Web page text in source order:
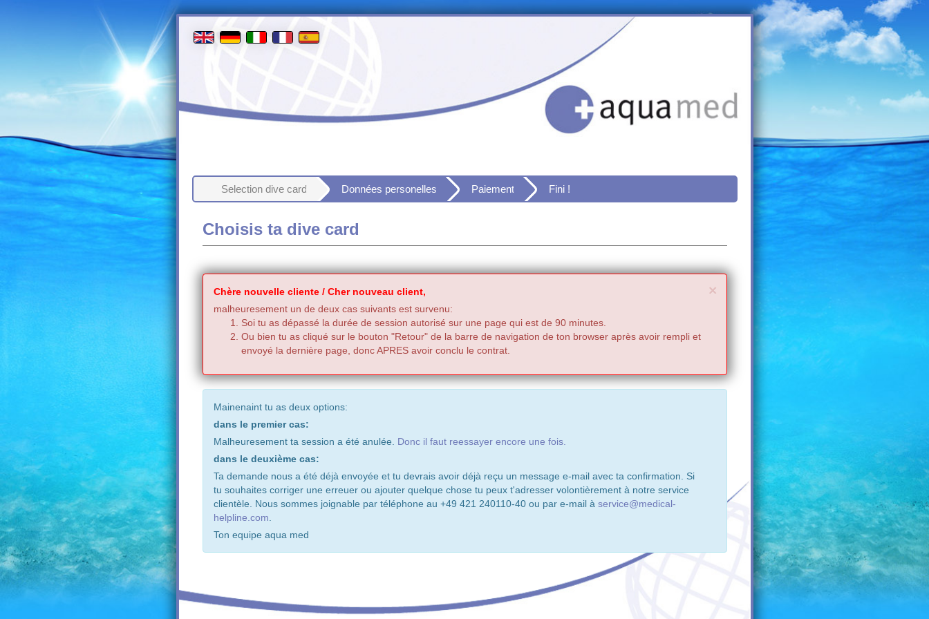
Selection dive card Données personelles Paiement Fini !
Choisis ta dive card
×Close
Chère nouvelle cliente / Cher nouveau client,
malheuresement un de deux cas suivants est survenu:
Soi tu as dépassé la durée de session autorisé sur une page qui est de 90 minutes.
Ou bien tu as cliqué sur le bouton "Retour" de la barre de navigation de ton browser après avoir rempli et
envoyé la dernière page, donc APRES avoir conclu le contrat.
Mainenaint tu as deux options:
dans le premier cas:
Malheuresement ta session a été anulée. Donc il faut reessayer encore une fois.
dans le deuxième cas:
Ta demande nous a été déjà envoyée et tu devrais avoir déjà reçu un message e-mail avec ta confirmation. Si
tu souhaites corriger une erreuer ou ajouter quelque chose tu peux t'adresser volontièrement à notre service
clientèle. Nous sommes joignable par téléphone au +49 421 240110-40 ou par e-mail à service@medical-
helpline.com
Ton equipe aqua med